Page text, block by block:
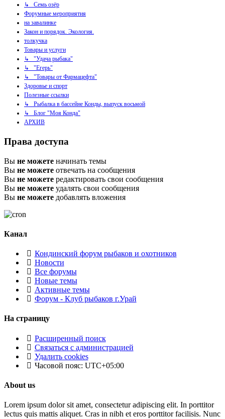
↳ Семь озёр
Форумные мероприятия
на завалинке
Закон и порядок. Экология.
толкучка
Товары и услуги
↳ "Удача рыбака"
↳ "Егерь"
↳ "Товары от Фармацефта"
Здоровье и спорт
Полезные ссылки
↳ Рыбалка в бассейне Конды, выпуск восьмой
↳ Блог "Моя Конда"
АРХИВ
Права доступа
Вы не можете начинать темы
Вы не можете отвечать на сообщения
Вы не можете редактировать свои сообщения
Вы не можете удалять свои сообщения
Вы не можете добавлять вложения
Канал
Кондинский форум рыбаков и охотников
Новости
Все форумы
Новые темы
Активные темы
Форум - Клуб рыбаков г.Урай
На страницу
Расширенный поиск
Связаться с администрацией
Удалить cookies
Часовой пояс: UTC+05:00
About us
Lorem ipsum dolor sit amet, consectetur adipiscing elit. In porttitor
lectus quis mattis aliquet. Cras in nibh et eros porttitor facilisis. Nunc